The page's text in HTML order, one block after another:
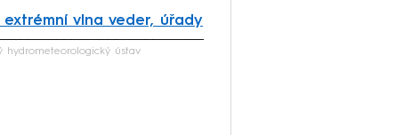
vlna veder, úřady
hydrometeorologický ústav